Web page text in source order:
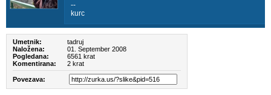
--
kurc
Umetnik:
tadruj
Naložena:
01. September 2008
Pogledana:
6561 krat
Komentirana:
2 krat
Povezava: